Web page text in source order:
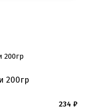
200гр
234 ₽